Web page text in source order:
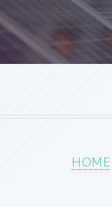
HOME